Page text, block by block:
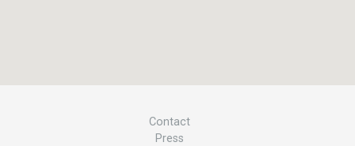
Contact
Press